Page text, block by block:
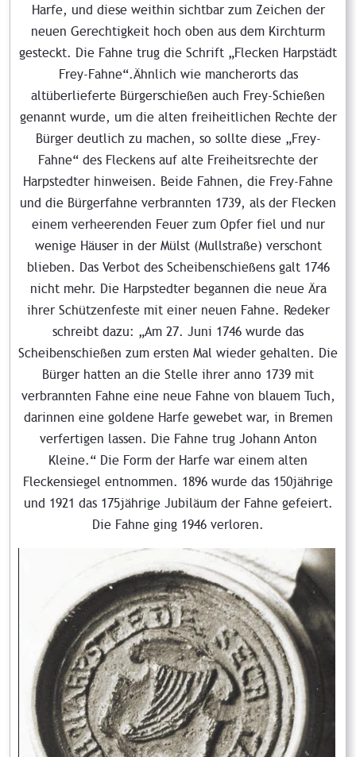
Harfe, und diese weithin sichtbar zum Zeichen der
neuen Gerechtigkeit hoch oben aus dem Kirchturm
gesteckt. Die Fahne trug die Schrift „Flecken Harpstädt
Frey-Fahne“.Ähnlich wie mancherorts das
altüberlieferte Bürgerschießen auch Frey-Schießen
genannt wurde, um die alten freiheitlichen Rechte der
Bürger deutlich zu machen, so sollte diese „Frey-
Fahne“ des Fleckens auf alte Freiheitsrechte der
Harpstedter hinweisen. Beide Fahnen, die Frey-Fahne
und die Bürgerfahne verbrannten 1739, als der Flecken
einem verheerenden Feuer zum Opfer fiel und nur
wenige Häuser in der Mülst (Mullstraße) verschont
blieben. Das Verbot des Scheibenschießens galt 1746
nicht mehr. Die Harpstedter begannen die neue Ära
ihrer Schützenfeste mit einer neuen Fahne. Redeker
schreibt dazu: „Am 27. Juni 1746 wurde das
Scheibenschießen zum ersten Mal wieder gehalten. Die
Bürger hatten an die Stelle ihrer anno 1739 mit
verbrannten Fahne eine neue Fahne von blauem Tuch,
darinnen eine goldene Harfe gewebet war, in Bremen
verfertigen lassen. Die Fahne trug Johann Anton
Kleine.“ Die Form der Harfe war einem alten
Fleckensiegel entnommen. 1896 wurde das 150jährige
und 1921 das 175jährige Jubiläum der Fahne gefeiert.
Die Fahne ging 1946 verloren.